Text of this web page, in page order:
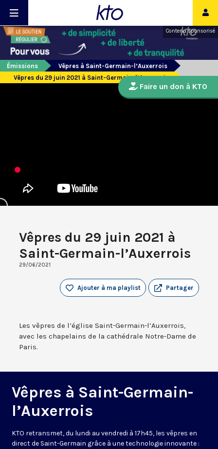
Contenu sponsorisé
Émissions
Vêpres à Saint-Germain-l’Auxerrois
Vêpres du 29 juin 2021 à Saint-Germain-l’Auxerrois
Vêpres du 29 juin 2021 à
Saint-Germain-l’Auxerrois
29/06/2021
Partager
Ajouter à ma playlist
Les vêpres de l’église Saint-Germain-l’Auxerrois,
avec les chapelains de la cathédrale Notre-Dame de
Paris.
Vêpres à Saint-Germain-
l’Auxerrois
KTO retransmet, du lundi au vendredi à 17h45, les vêpres en
direct de Saint-Germain grâce à une technologie innovante :
Faire un don à KTO